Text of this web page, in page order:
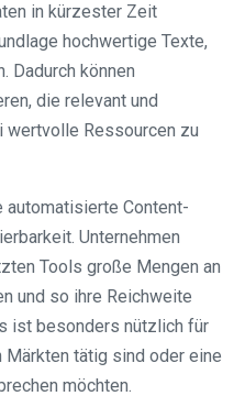
in kürzester Zeit
hochwertige Texte,
Dadurch können
die relevant und
wertvolle Ressourcen zu
automatisierte Content-
Unternehmen
Tools große Mengen an
und so ihre Reichweite
ist besonders nützlich für
Märkten tätig sind oder eine
möchten.